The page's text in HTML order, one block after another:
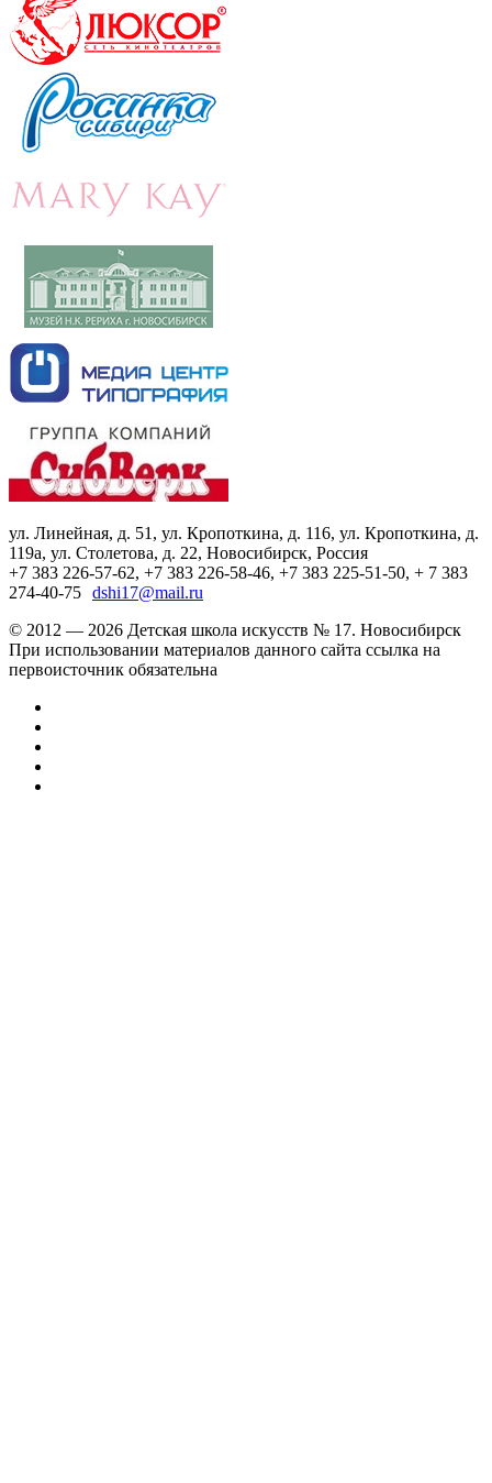
ул. Линейная, д. 51, ул. Кропоткина, д. 116, ул. Кропоткина, д.
119а, ул. Столетова, д. 22, Новосибирск, Россия
+7 383 226-57-62, +7 383 226-58-46, +7 383 225-51-50, + 7 383
274-40-75 dshi17@mail.ru
© 2012 — 2026 Детская школа искусств № 17. Новосибирск
При использовании материалов данного сайта ссылка на
первоисточник обязательна